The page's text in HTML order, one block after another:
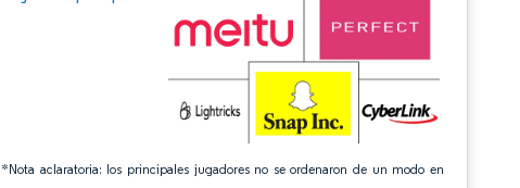
*Nota aclaratoria: los principales jugadores no se ordenaron de un modo en